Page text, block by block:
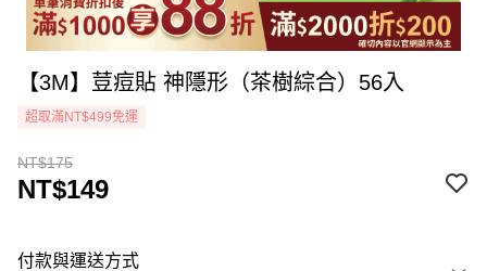
【3M】荳痘貼 神隱形（茶樹綜合）56入
超取滿NT$499免運
NT$175
NT$149
付款與運送方式